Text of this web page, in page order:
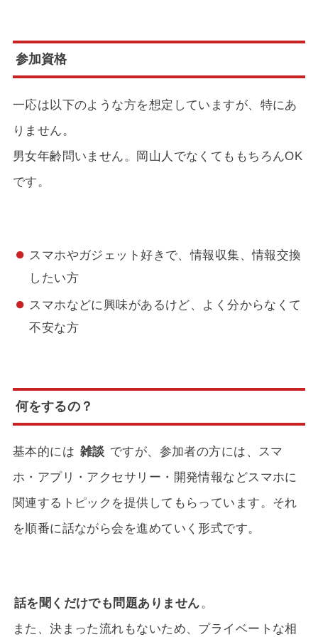
参加資格
一応は以下のような方を想定していますが、特にあ
りません。
男女年齢問いません。岡山人でなくてももちろんOK
です。
スマホやガジェット好きで、情報収集、情報交換
したい方
スマホなどに興味があるけど、よく分からなくて
不安な方
何をするの？
基本的には 雑談 ですが、参加者の方には、スマ
ホ・アプリ・アクセサリー・開発情報などスマホに
関連するトピックを提供してもらっています。それ
を順番に話ながら会を進めていく形式です。
話を聞くだけでも問題ありません。
また、決まった流れもないため、プライベートな相